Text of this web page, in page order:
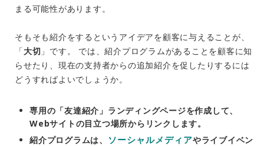
まる可能性があります。
そもそも紹介をするというアイデアを顧客に与えることが、
「大切 」です。 では、紹介プログラムがあることを顧客に知
らせたり、現在の支持者からの追加紹介を促したりするには
どうすればよいでしょうか。
専用の「友達紹介」ランディングページを作成して、
Webサイトの目立つ場所からリンクします。
紹介プログラムは、 ソーシャルメディアやライブイベン